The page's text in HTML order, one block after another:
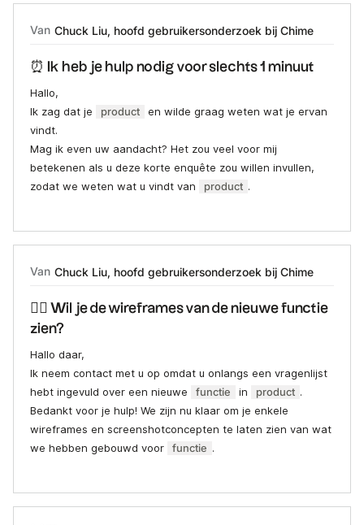
Van Chuck Liu, hoofd gebruikersonderzoek bij Chime
⏰ Ik heb je hulp nodig voor slechts 1 minuut
Hallo,
Ik zag dat je
product
en wilde graag weten wat je ervan
vindt.
Mag ik even uw aandacht? Het zou veel voor mij
betekenen als u deze korte enquête zou willen invullen,
zodat we weten wat u vindt van
product .
Van Chuck Liu, hoofd gebruikersonderzoek bij Chime
✍🏻 Wil je de wireframes van de nieuwe functie
zien?
Hallo daar,
Ik neem contact met u op omdat u onlangs een vragenlijst
hebt ingevuld over een nieuwe
functie in product .
Bedankt voor je hulp! We zijn nu klaar om je enkele
wireframes en screenshotconcepten te laten zien van wat
we hebben gebouwd voor
functie .